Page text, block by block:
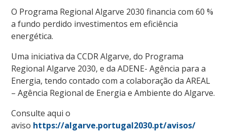
O Programa Regional Algarve 2030 financia com 60 %
a fundo perdido investimentos em eficiência
energética.
Uma iniciativa da CCDR Algarve, do Programa
Regional Algarve 2030, e da ADENE- Agência para a
Energia, tendo contado com a colaboração da AREAL
– Agência Regional de Energia e Ambiente do Algarve.
Consulte aqui o
aviso https://algarve.portugal2030.pt/avisos/